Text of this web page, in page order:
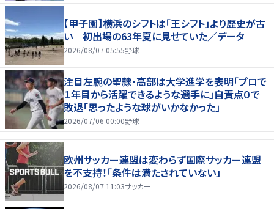
【甲子園】横浜のシフトは「王シフト」より歴史が古
い 初出場の63年夏に見せていた／データ
2026/08/07 05:55野球
注目左腕の聖隷・高部は大学進学を表明「プロで
１年目から活躍できるような選手に」自責点０で
敗退「思ったような球がいかなかった」
2026/07/06 00:00野球
欧州サッカー連盟は変わらず国際サッカー連盟
を不支持！「条件は満たされていない」
2026/08/07 11:03サッカー